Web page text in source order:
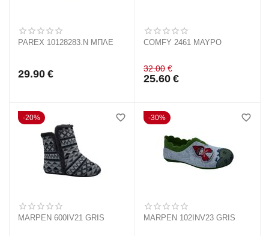
PAREX 10128283.N ΜΠΛΕ
29.90 €
COMFY 2461 ΜΑΥΡΟ
32.00 €
25.60 €
20%
MARPEN 600IV21 GRIS
30%
MARPEN 102INV23 GRIS